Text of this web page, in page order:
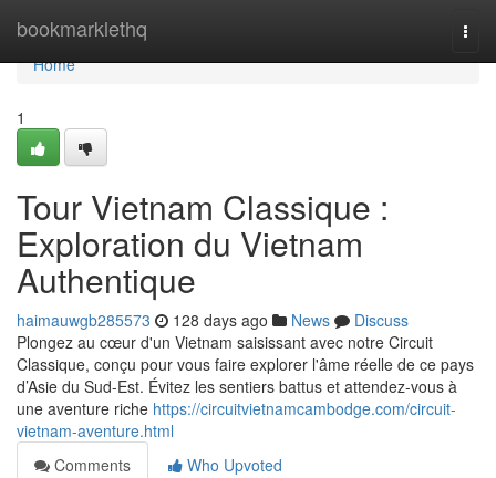
bookmarklethq
Home
Home
1
Tour Vietnam Classique :
Exploration du Vietnam
Authentique
haimauwgb285573 128 days ago News
Discuss
Plongez au cœur d'un Vietnam saisissant avec notre Circuit
Classique, conçu pour vous faire explorer l'âme réelle de ce pays
d’Asie du Sud-Est. Évitez les sentiers battus et attendez-vous à
une aventure riche https://circuitvietnamcambodge.com/circuit-
vietnam-aventure.html
Comments
Who Upvoted